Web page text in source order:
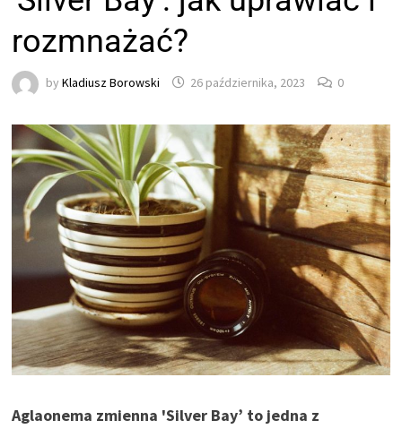
rozmnażać?
byKladiusz Borowski 26 października, 2023 0
Aglaonema zmienna 'Silver Bay’ to jedna z